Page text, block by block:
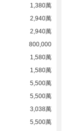
1,380萬
2,940萬
2,940萬
800,000
1,580萬
1,580萬
5,500萬
5,500萬
3,038萬
5,500萬